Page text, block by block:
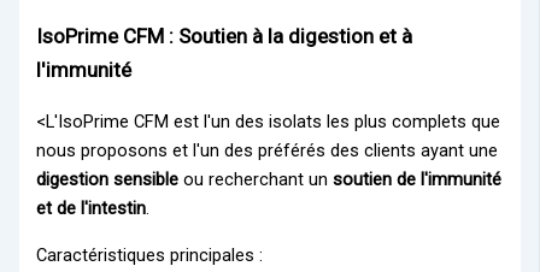
IsoPrime CFM : Soutien à la digestion et à
l'immunité
<L'IsoPrime CFM est l'un des isolats les plus complets que
nous proposons et l'un des préférés des clients ayant une
digestion sensible ou recherchant unsoutien de l'immunité
et de l'intestin.
Caractéristiques principales :